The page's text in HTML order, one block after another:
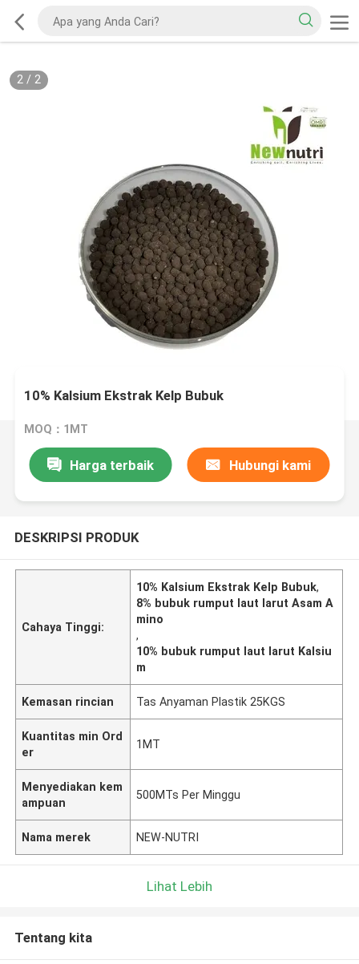
2/ 2
10% Kalsium Ekstrak Kelp Bubuk
MOQ：1MT
Harga terbaik Hubungi kami
DESKRIPSI PRODUK
Cahaya Tinggi:
10% Kalsium Ekstrak Kelp Bubuk,
8% bubuk rumput laut larut Asam A
mino
,
10% bubuk rumput laut larut Kalsiu
m
Kemasan rincian Tas Anyaman Plastik 25KGS
Kuantitas min Ord
er
1MT
Menyediakan kem
ampuan
500MTs Per Minggu
Nama merek NEW-NUTRI
Lihat Lebih
Tentang kita